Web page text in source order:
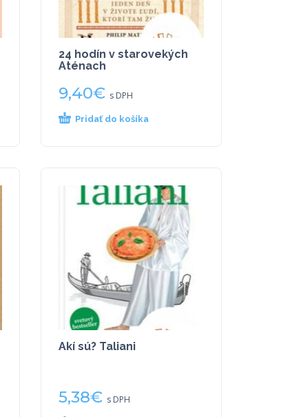
24 hodín v starovekých
Aténach
9,40€ s DPH
Pridať do košíka
Akí sú? Taliani
5,38€ s DPH